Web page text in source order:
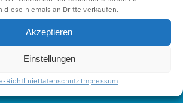
diese niemals an Dritte verkaufen.
Akzeptieren
Einstellungen
RichtlinieDatenschutzImpressum
29